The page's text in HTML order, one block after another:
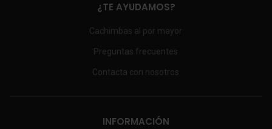
¿TE AYUDAMOS?
Cachimbas al por mayor
Preguntas frecuentes
Contacta con nosotros
INFORMACIÓN